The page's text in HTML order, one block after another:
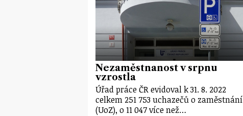
Nezaměstnanost v srpnu
vzrostla
Úřad práce ČR evidoval k 31. 8. 2022
celkem 251 753 uchazečů o zaměstnání
(UoZ), o 11 047 více než…